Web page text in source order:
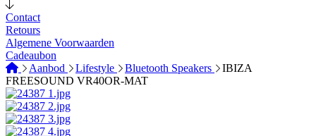
Contact
Retours
Algemene Voorwaarden
Cadeaubon
Aanbod
Lifestyle Bluetooth Speakers
IBIZA
FREESOUND VR40OR-MAT